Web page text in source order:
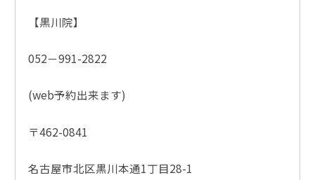
【黒川院】
052－991-2822
(web予約出来ます)
〒462-0841
名古屋市北区黒川本通1丁目28-1